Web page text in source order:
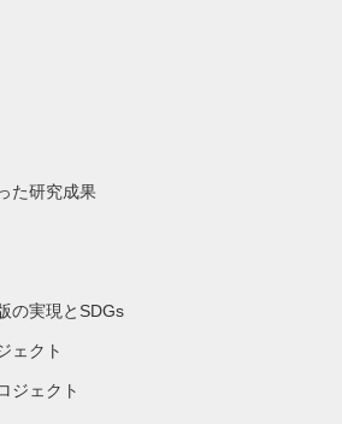
た研究成果
の実現とSDGs
ェクト
ジェクト